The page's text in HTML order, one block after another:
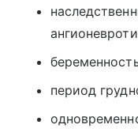
период